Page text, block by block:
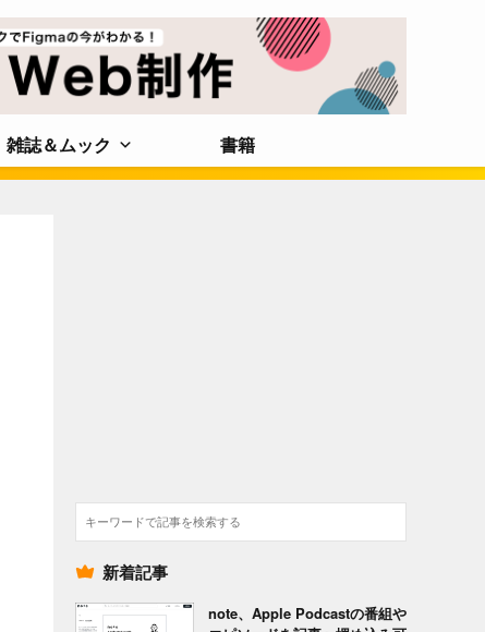
雑誌＆ムック 書籍
検
索
新着記事
note、Apple Podcastの番組や